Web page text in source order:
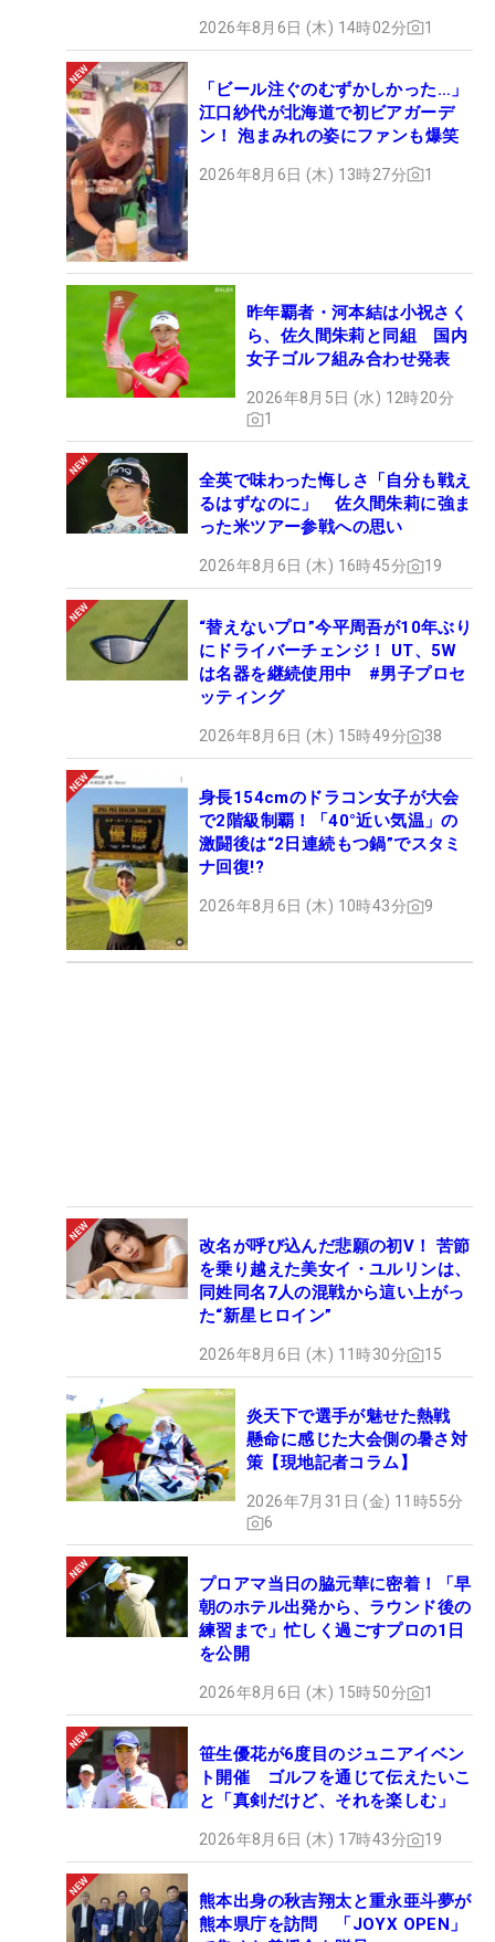
2026年8月6日 (木) 14時02分 1
「ビール注ぐのむずかしかった…」
江口紗代が北海道で初ビアガーデ
ン！ 泡まみれの姿にファンも爆笑
2026年8月6日 (木) 13時27分 1
昨年覇者・河本結は小祝さく
ら、佐久間朱莉と同組 国内
女子ゴルフ組み合わせ発表
2026年8月5日 (水) 12時20分
1
全英で味わった悔しさ「自分も戦え
るはずなのに」 佐久間朱莉に強ま
った米ツアー参戦への思い
2026年8月6日 (木) 16時45分 19
“替えないプロ”今平周吾が10年ぶり
にドライバーチェンジ！ UT、5W
は名器を継続使用中 #男子プロセ
ッティング
2026年8月6日 (木) 15時49分 38
身長154cmのドラコン女子が大会
で2階級制覇！「40°近い気温」の
激闘後は“2日連続もつ鍋”でスタミ
ナ回復!?
2026年8月6日 (木) 10時43分 9
改名が呼び込んだ悲願の初V！ 苦節
を乗り越えた美女イ・ユルリンは、
同姓同名7人の混戦から這い上がっ
た“新星ヒロイン”
2026年8月6日 (木) 11時30分 15
炎天下で選手が魅せた熱戦
懸命に感じた大会側の暑さ対
策【現地記者コラム】
2026年7月31日 (金) 11時55分
6
プロアマ当日の脇元華に密着！「早
朝のホテル出発から、ラウンド後の
練習まで」忙しく過ごすプロの1日
を公開
2026年8月6日 (木) 15時50分 1
笹生優花が6度目のジュニアイベン
ト開催 ゴルフを通じて伝えたいこ
と「真剣だけど、それを楽しむ」
2026年8月6日 (木) 17時43分 19
熊本出身の秋吉翔太と重永亜斗夢が
熊本県庁を訪問 「JOYX OPEN」